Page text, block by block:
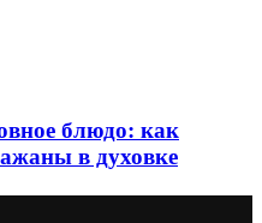
блюдо: как
в духовке